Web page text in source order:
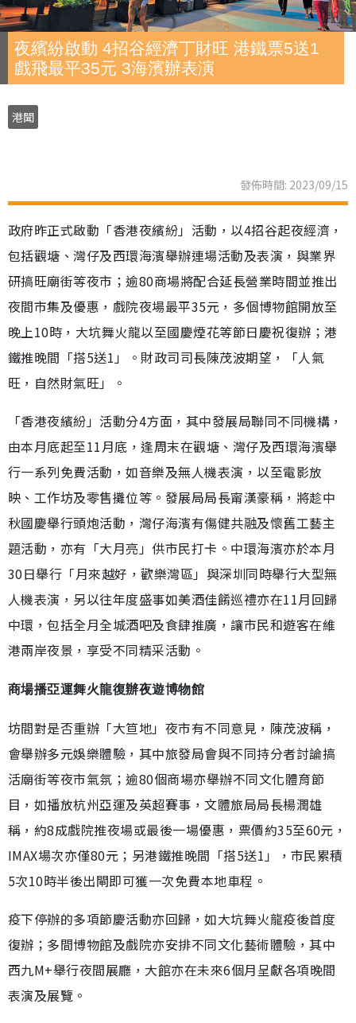
夜繽紛啟動 4招谷經濟丁財旺 港鐵票5送1
戲飛最平35元 3海濱辦表演
港聞
發佈時間: 2023/09/15
政府昨正式啟動「香港夜繽紛」活動，以4招谷起夜經濟，
包括觀塘、灣仔及西環海濱舉辦連場活動及表演，與業界
研搞旺廟街等夜市；逾80商場將配合延長營業時間並推出
夜間市集及優惠，戲院夜場最平35元，多個博物館開放至
晚上10時，大坑舞火龍以至國慶煙花等節日慶祝復辦；港
鐵推晚間「搭5送1」。財政司司長陳茂波期望，「人氣
旺，自然財氣旺」。
「香港夜繽紛」活動分4方面，其中發展局聯同不同機構，
由本月底起至11月底，逢周末在觀塘、灣仔及西環海濱舉
行一系列免費活動，如音樂及無人機表演，以至電影放
映、工作坊及零售攤位等。發展局局長甯漢豪稱，將趁中
秋國慶舉行頭炮活動，灣仔海濱有傷健共融及懷舊工藝主
題活動，亦有「大月亮」供市民打卡。中環海濱亦於本月
30日舉行「月來越好，歡樂灣區」與深圳同時舉行大型無
人機表演，另以往年度盛事如美酒佳餚巡禮亦在11月回歸
中環，包括全月全城酒吧及食肆推廣，讓市民和遊客在維
港兩岸夜景，享受不同精采活動。
商場播亞運舞火龍復辦夜遊博物館
坊間對是否重辦「大笪地」夜市有不同意見，陳茂波稱，
會舉辦多元娛樂體驗，其中旅發局會與不同持分者討論搞
活廟街等夜市氣氛；逾80個商場亦舉辦不同文化體育節
目，如播放杭州亞運及英超賽事，文體旅局局長楊潤雄
稱，約8成戲院推夜場或最後一場優惠，票價約35至60元，
IMAX場次亦僅80元；另港鐵推晚間「搭5送1」，市民累積
5次10時半後出閘即可獲一次免費本地車程。
疫下停辦的多項節慶活動亦回歸，如大坑舞火龍疫後首度
復辦；多間博物館及戲院亦安排不同文化藝術體驗，其中
西九M+舉行夜間展廳，大館亦在未來6個月呈獻各項晚間
表演及展覽。